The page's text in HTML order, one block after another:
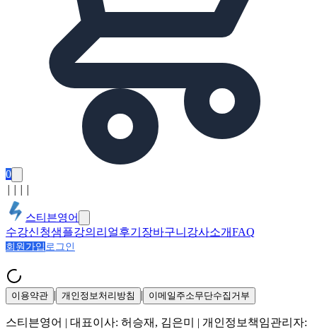
0
스티븐영어
수강신청샘플강의 리얼후기 장바구니 강사소개FAQ
회원가입 로그인
이용약관 | 개인정보처리방침 | 이메일주소무단수집거부
스티븐영어 | 대표이사: 허승재, 김은미
| 개인정보책임관리자: